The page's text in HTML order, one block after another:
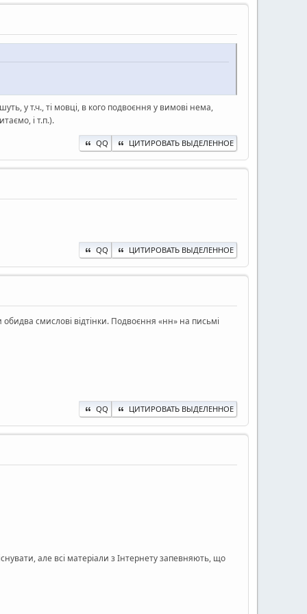
у т.ч., ті мовці, в кого подвоєння у вимові нема,
і т.п.).
QQ ЦИТИРОВАТЬ ВЫДЕЛЕННОЕ
QQ ЦИТИРОВАТЬ ВЫДЕЛЕННОЕ
смислові відтінки. Подвоєння «нн» на письмі
QQ ЦИТИРОВАТЬ ВЫДЕЛЕННОЕ
але всі матеріали з Інтернету запевняють, що